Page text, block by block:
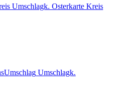
Umschlagk. Osterkarte Kreis
Umschlagk.